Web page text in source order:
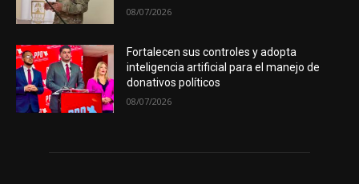
08/07/2026
Fortalecen sus controles y adopta
inteligencia artificial para el manejo de
donativos políticos
08/07/2026